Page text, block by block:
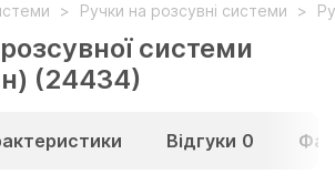
Ручки на розсувні системи
системи
(24434)
Відгуки 0